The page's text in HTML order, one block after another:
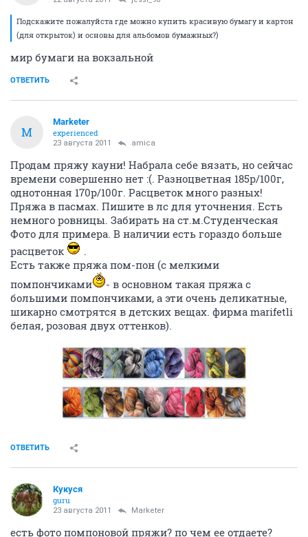
Подскажите пожалуйста где можно купить красивую бумагу и картон
(для открыток) и основы для альбомов бумажных?)
мир бумаги на вокзальной
ОТВЕТИТЬ
M
Marketer
experienced
23 августа 2011 amica
Продам пряжу кауни! Набрала себе вязать, но сейчас
времени совершенно нет :(. Разноцветная 185р/100г,
однотонная 170р/100г. Расцветок много разных!
Пряжа в пасмах. Пишите в лс для уточнения. Есть
немного ровницы. Забирать на ст.м.Студенческая
Фото для примера. В наличии есть гораздо больше
расцветок
.
Есть также пряжа пом-пон (с мелкими
помпончиками
- в основном такая пряжа с
большими помпончиками, а эти очень деликатные,
шикарно смотрятся в детских вещах. фирма marifetli
белая, розовая двух оттенков).
ОТВЕТИТЬ
Кукуся
guru
23 августа 2011 Marketer
есть фото помпоновой пряжи? по чем ее отдаете?